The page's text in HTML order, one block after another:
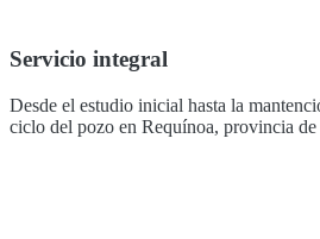
Servicio integral
Desde el estudio inicial hasta la
ciclo del pozo en Requínoa, provincia de